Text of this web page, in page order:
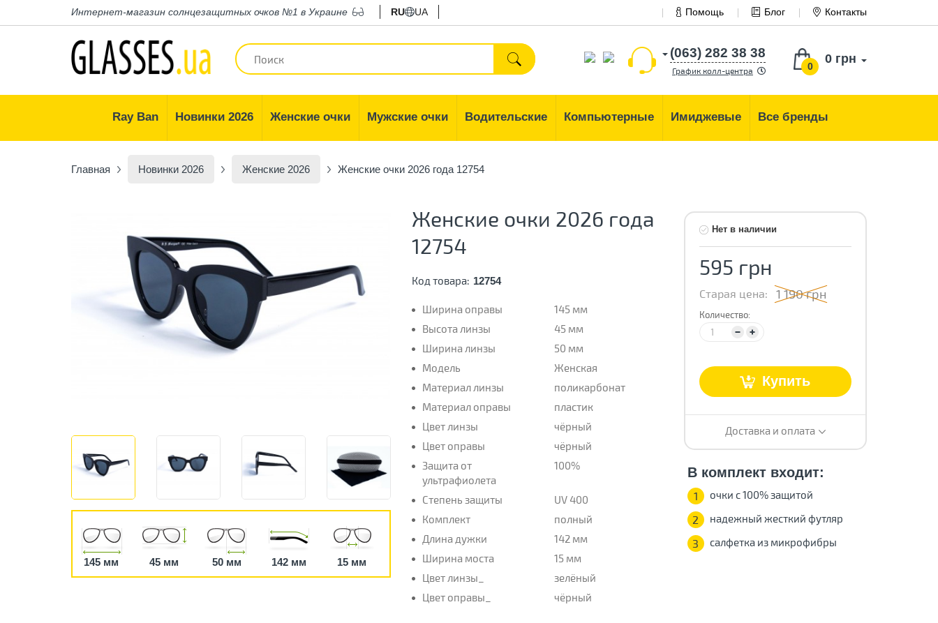
Интернет-магазин солнцезащитных очков №1 в Украине RU UA Помощь Блог Контакты
0
0 грн
(063) 282 38 38
График колл-центра
Ray Ban Новинки 2026 Женские очки Мужские очки Водительские Компьютерные Имиджевые Все бренды
Главная Новинки 2026 Женские 2026 Женские очки 2026 года 12754
145 мм 45 мм 50 мм 142 мм 15 мм
Женские очки 2026 года
12754
Код товара: 12754
Ширина оправы
145 мм
Высота линзы
45 мм
Ширина линзы
50 мм
Модель
Женская
Материал линзы
поликарбонат
Материал оправы
пластик
Цвет линзы
чёрный
Цвет оправы
чёрный
Защита от
ультрафиолета
100%
Степень защиты
UV 400
Комплект
полный
Длина дужки
142 мм
Ширина моста
15 мм
Цвет линзы_
зелёный
Цвет оправы_
чёрный
Нет в наличии
595 грн
Старая цена: 1 190 грн
Количество:
Купить
Доставка и оплата
В комплект входит:
1 очки с 100% защитой
2 надежный жесткий футляр
3 салфетка из микрофибры